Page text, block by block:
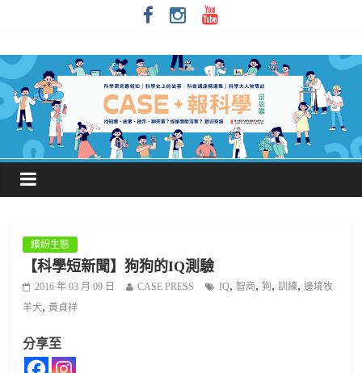
繽紛生態
【科學短新聞】狗狗的IQ測驗
2016 年 03 月 09 日 CASE PRESS IQ,智商,狗,訓練,邊境牧
羊犬,黃貞祥
分享至